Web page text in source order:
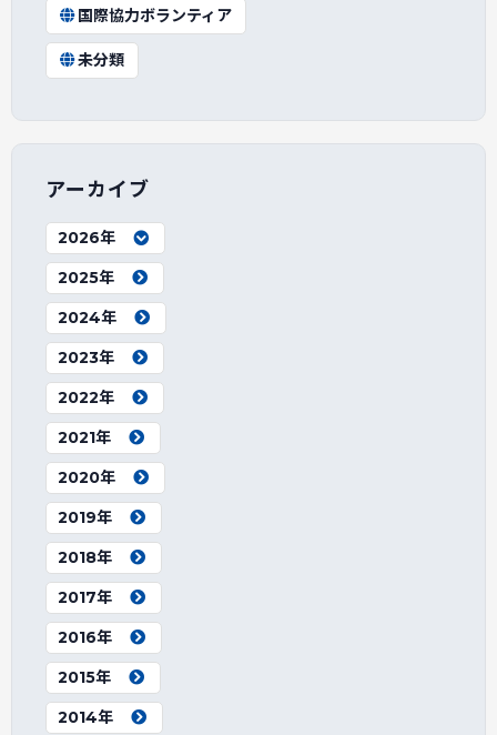
国際協力ボランティア
未分類
アーカイブ
2026年
2025年
2024年
2023年
2022年
2021年
2020年
2019年
2018年
2017年
2016年
2015年
2014年